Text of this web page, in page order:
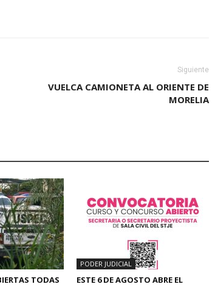
Siguiente
VUELCA CAMIONETA AL ORIENTE DE
MORELIA
TODAS
PODER JUDICIAL
ESTE 6 DE AGOSTO ABRE EL